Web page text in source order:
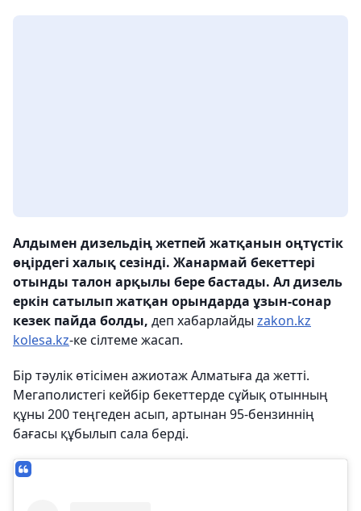
Алдымен дизельдің жетпей жатқанын оңтүстік
өңірдегі халық сезінді. Жанармай бекеттері
отынды талон арқылы бере бастады. Ал дизель
еркін сатылып жатқан орындарда ұзын-сонар
кезек пайда болды, деп хабарлайды zakon.kz
kolesa.kz-ке сілтеме жасап.
Бір тәулік өтісімен ажиотаж Алматыға да жетті.
Мегаполистегі кейбір бекеттерде сұйық отынның
құны 200 теңгеден асып, артынан 95-бензиннің
бағасы құбылып сала берді.